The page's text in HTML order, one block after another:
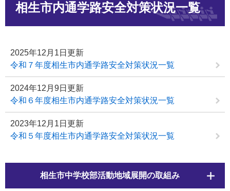
相生市内通学路安全対策状況一覧
2025年12月1日更新
令和７年度相生市内通学路安全対策状況一覧
2024年12月9日更新
令和６年度相生市内通学路安全対策状況一覧
2023年12月1日更新
令和５年度相生市内通学路安全対策状況一覧
相生市中学校部活動地域展開の取組み